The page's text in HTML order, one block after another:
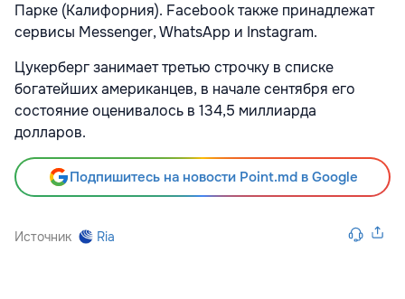
Парке (Калифорния). Facebook также принадлежат
сервисы Messenger, WhatsApp и Instagram.
Цукерберг занимает третью строчку в списке
богатейших американцев, в начале сентября его
состояние оценивалось в 134,5 миллиарда
долларов.
Подпишитесь на новости Point.md в Google
Источник Ria